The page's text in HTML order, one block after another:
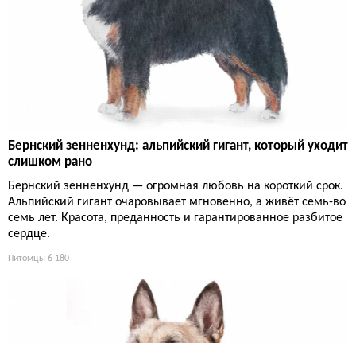
Бернский зенненхунд: альпийский гигант, который уходит
слишком рано
Бернский зенненхунд — огромная любовь на короткий срок.
Альпийский гигант очаровывает мгновенно, а живёт семь-во
семь лет. Красота, преданность и гарантированное разбитое
сердце.
Питомцы 6 180